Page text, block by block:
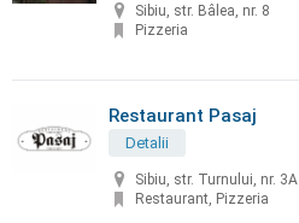
Sibiu, str. Bâlea, nr. 8
Pizzeria
Restaurant Pasaj
Detalii
Sibiu, str. Turnului, nr. 3A
Restaurant, Pizzeria